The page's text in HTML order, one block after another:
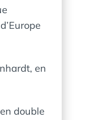
en
double